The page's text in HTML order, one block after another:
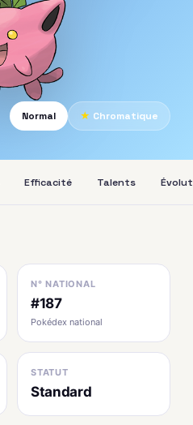
Normal
★ Chromatique
Efficacité Talents
N° NATIONAL
#187
Pokédex national
STATUT
Standard